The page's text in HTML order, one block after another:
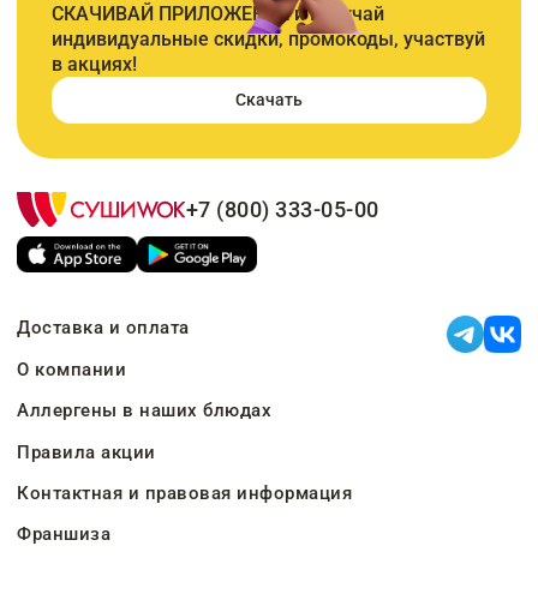
СКАЧИВАЙ ПРИЛОЖЕНИЕ и получай
индивидуальные скидки, промокоды, участвуй
в акциях!
Скачать
+7 (800) 333-05-00
Доставка и оплата
О компании
Аллергены в наших блюдах
Правила акции
Контактная и правовая информация
Франшиза